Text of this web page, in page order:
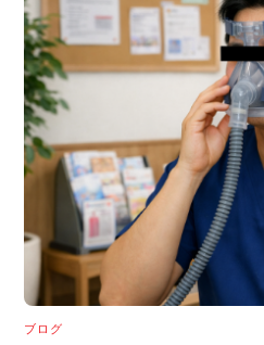
ブログ